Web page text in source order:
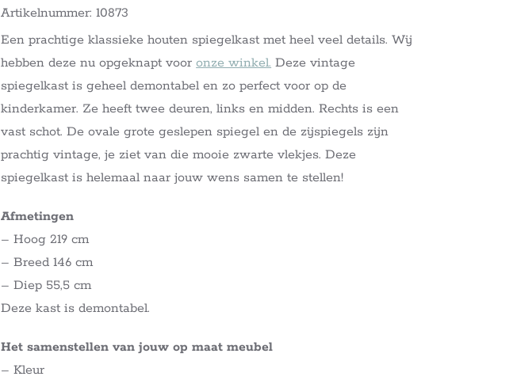
Artikelnummer: 10873
Een prachtige klassieke houten spiegelkast met heel veel details. Wij
hebben deze nu opgeknapt vooronze winkel. Deze vintage
spiegelkast is geheel demontabel en zo perfect voor op de
kinderkamer. Ze heeft twee deuren, links en midden. Rechts is een
vast schot. De ovale grote geslepen spiegel en de zijspiegels zijn
prachtig vintage, je ziet van die mooie zwarte vlekjes. Deze
spiegelkast is helemaal naar jouw wens samen te stellen!
Afmetingen
– Hoog 219 cm
– Breed 146 cm
– Diep 55,5 cm
Deze kast is demontabel.
Het samenstellen van jouw op maat meubel
– Kleur